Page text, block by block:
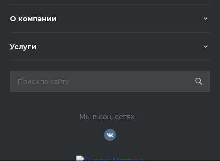
О компании
Услуги
Мы в соц. сетях